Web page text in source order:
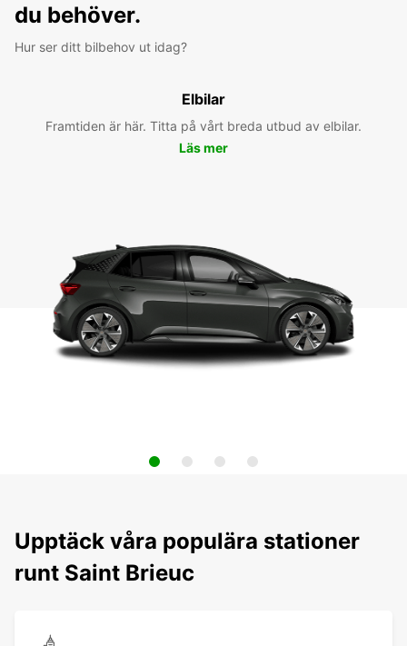
du behöver.
Hur ser ditt bilbehov ut idag?
Elbilar
Framtiden är här. Titta på vårt breda utbud av elbilar.
Läs mer
Upptäck våra populära stationer
runt Saint Brieuc